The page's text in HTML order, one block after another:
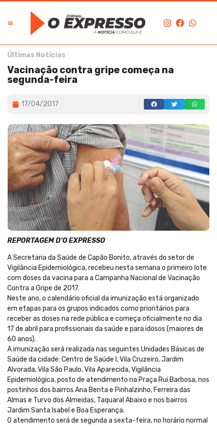
Últimas Notícias
Vacinação contra gripe começa na
segunda-feira
17/04/2017
REPORTAGEM D’O EXPRESSO
A Secretaria da Saúde de Capão Bonito, através do setor de
Vigilância Epidemiológica, recebeu nesta semana o primeiro lote
com doses da vacina para a Campanha Nacional de Vacinação
Contra a Gripe de 2017.
Neste ano, o calendário oficial da imunização está organizado
em etapas para os grupos indicados como prioritários para
receber as doses na rede pública e começa oficialmente no dia
17 de abril para profissionais da saúde e para idosos (maiores de
60 anos).
A imunização será realizada nas seguintes Unidades Básicas de
Saúde da cidade: Centro de Saúde I, Vila Cruzeiro, Jardim
Alvorada, Vila São Paulo, Vila Aparecida, Vigilância
Epidemiológica, posto de atendimento na Praça Rui Barbosa, nos
postinhos dos bairros Ana Benta e Pinhalzinho, Ferreira das
Almas e Turvo dos Almeidas, Taquaral Abaixo e nos bairros
Jardim Santa Isabel e Boa Esperança.
O atendimento será de segunda a sexta-feira, no horário normal